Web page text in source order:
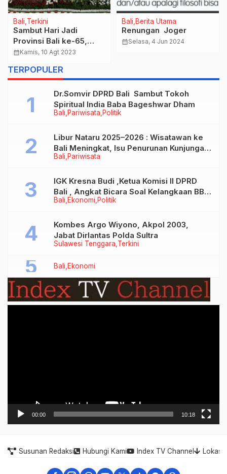
Bali Terkini
Sambut Hari Jadi
Provinsi Bali ke-65,
Diskominfos
Digital
calendar_monthKamis, 10 Agt 2023
Bali Berita Utama
Renungan Joger
calendar_monthSelasa, 4 Jun 2024
TERPOPULER
Bali Pariwisata Politik
Dr.Somvir DPRD Bali Sambut Tokoh
Spiritual India Baba Bageshwar Dham
Bali Pariwisata
Libur Nataru 2025–2026 : Wisatawan ke
Bali Meningkat, Isu Penurunan Kunjungan
Tidak Benar
Bali Ekonomi Politik
IGK Kresna Budi ,Ketua Komisi II DPRD
Bali , Angkat Bicara Soal Kelangkaan BBM
Bersubsidi Jenis Solar
Sulawesi Tenggara Terkini
Kombes Argo Wiyono, Akpol 2003,
Jabat Dirlantas Polda Sultra
Bali Ekonomi
00:00 10:18
Susunan Redaksi Hubungi Kami Index TV Channel Lokasi